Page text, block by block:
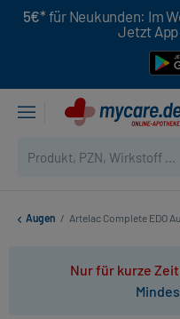
5€* für Neukunden: Im
Jetzt
Augen / Artelac Complete EDO
Nur für kurze